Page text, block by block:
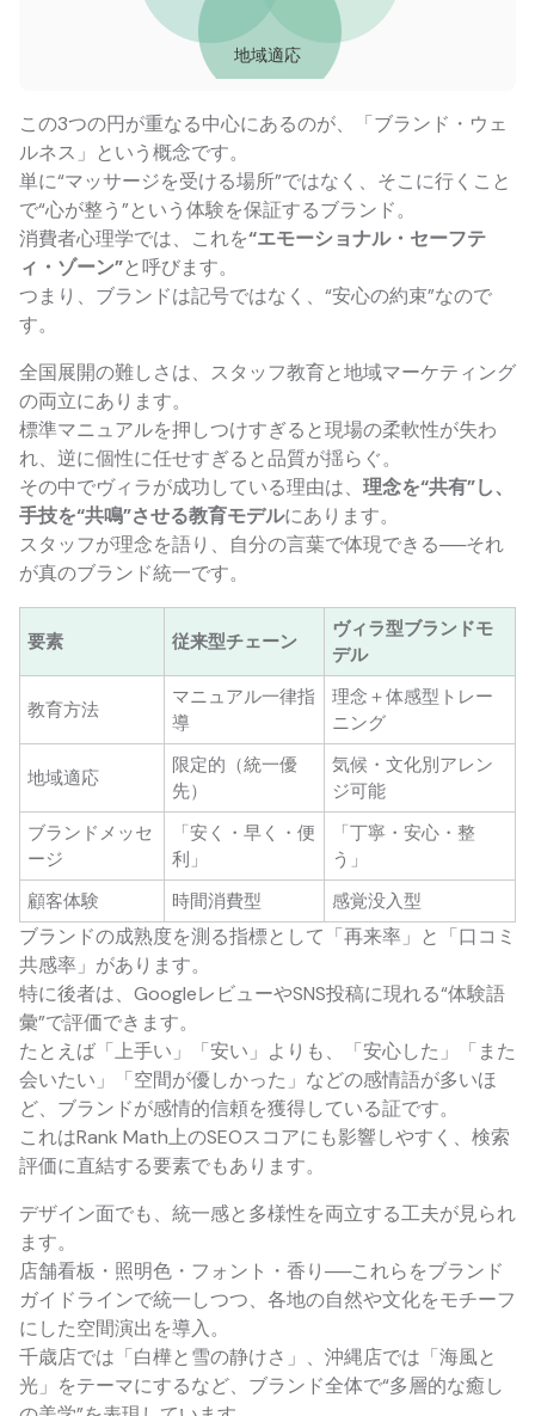
地域適応
この3つの円が重なる中心にあるのが、「ブランド・ウェ
ルネス」という概念です。
単に“マッサージを受ける場所”ではなく、そこに行くこと
で“心が整う”という体験を保証するブランド。
消費者心理学では、これを“エモーショナル・セーフテ
ィ・ゾーン”と呼びます。
つまり、ブランドは記号ではなく、“安心の約束”なので
す。
全国展開の難しさは、スタッフ教育と地域マーケティング
の両立にあります。
標準マニュアルを押しつけすぎると現場の柔軟性が失わ
れ、逆に個性に任せすぎると品質が揺らぐ。
その中でヴィラが成功している理由は、 理念を“共有”し、
手技を“共鳴”させる教育モデルにあります。
スタッフが理念を語り、自分の言葉で体現できる──それ
が真のブランド統一です。
要素 従来型チェーン
ヴィラ型ブランドモ
デル
教育方法
マニュアル一律指
導
理念＋体感型トレー
ニング
地域適応
限定的（統一優
先）
気候・文化別アレン
ジ可能
ブランドメッセ
ージ
「安く・早く・便
利」
「丁寧・安心・整
う」
顧客体験
時間消費型 感覚没入型
ブランドの成熟度を測る指標として「再来率」と「口コミ
共感率」があります。
特に後者は、GoogleレビューやSNS投稿に現れる“体験語
彙”で評価できます。
たとえば「上手い」「安い」よりも、「安心した」「また
会いたい」「空間が優しかった」などの感情語が多いほ
ど、ブランドが感情的信頼を獲得している証です。
これはRank Math上のSEOスコアにも影響しやすく、検索
評価に直結する要素でもあります。
デザイン面でも、統一感と多様性を両立する工夫が見られ
ます。
店舗看板・照明色・フォント・香り──これらをブランド
ガイドラインで統一しつつ、各地の自然や文化をモチーフ
にした空間演出を導入。
千歳店では「白樺と雪の静けさ」、沖縄店では「海風と
光」をテーマにするなど、ブランド全体で“多層的な癒し